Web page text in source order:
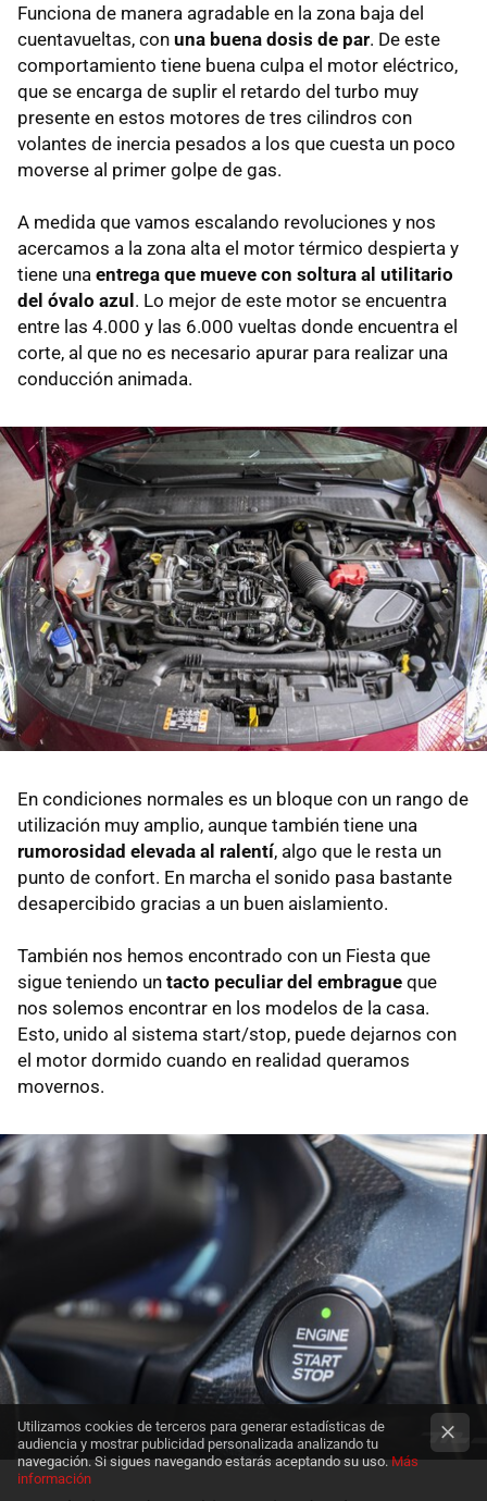
Funciona de manera agradable en la zona baja del
cuentavueltas, con una buena dosis de par. De este
comportamiento tiene buena culpa el motor eléctrico,
que se encarga de suplir el retardo del turbo muy
presente en estos motores de tres cilindros con
volantes de inercia pesados a los que cuesta un poco
moverse al primer golpe de gas.
A medida que vamos escalando revoluciones y nos
acercamos a la zona alta el motor térmico despierta y
tiene una entrega que mueve con soltura al utilitario
del óvalo azul. Lo mejor de este motor se encuentra
entre las 4.000 y las 6.000 vueltas donde encuentra el
corte, al que no es necesario apurar para realizar una
conducción animada.
En condiciones normales es un bloque con un rango de
utilización muy amplio, aunque también tiene una
rumorosidad elevada al ralentí, algo que le resta un
punto de confort. En marcha el sonido pasa bastante
desapercibido gracias a un buen aislamiento.
También nos hemos encontrado con un Fiesta que
sigue teniendo un tacto peculiar del embrague que
nos solemos encontrar en los modelos de la casa.
Esto, unido al sistema start/stop, puede dejarnos con
el motor dormido cuando en realidad queramos
movernos.
Utilizamos cookies de terceros para generar estadísticas de
audiencia y mostrar publicidad personalizada analizando tu
navegación. Si sigues navegando estarás aceptando su uso.Más
información